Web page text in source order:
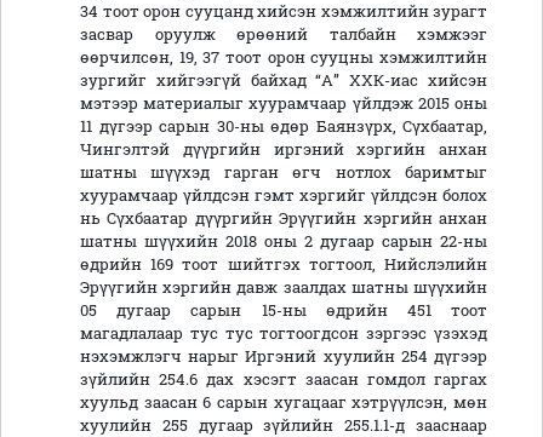
34 тоот орон сууцанд хийсэн хэмжилтийн зурагт
засвар оруулж өрөөний талбайн хэмжээг
өөрчилсөн, 19, 37 тоот орон сууцны хэмжилтийн
зургийг хийгээгүй байхад “А” ХХК-иас хийсэн
мэтээр материалыг хуурамчаар үйлдэж 2015 оны
11 дүгээр сарын 30-ны өдөр Баянзүрх, Сүхбаатар,
Чингэлтэй дүүргийн иргэний хэргийн анхан
шатны шүүхэд гарган өгч нотлох баримтыг
хуурамчаар үйлдсэн гэмт хэргийг үйлдсэн болох
нь Сүхбаатар дүүргийн Эрүүгийн хэргийн анхан
шатны шүүхийн 2018 оны 2 дугаар сарын 22-ны
өдрийн 169 тоот шийтгэх тогтоол, Нийслэлийн
Эрүүгийн хэргийн давж заалдах шатны шүүхийн
05 дугаар сарын 15-ны өдрийн 451 тоот
магадлалаар тус тус тогтоогдсон зэргээс үзэхэд
нэхэмжлэгч нарыг Иргэний хуулийн 254 дүгээр
зүйлийн 254.6 дах хэсэгт заасан гомдол гаргах
хуульд заасан 6 сарын хугацааг хэтрүүлсэн, мөн
хуулийн 255 дугаар зүйлийн 255.1.1-д зааснаар